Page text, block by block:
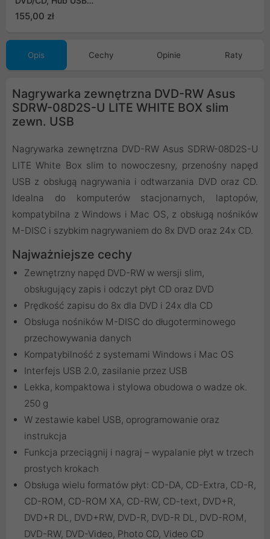
5Gbps, czytnik kart SD
155,00 zł
Opis Cechy Opinie Raty
Nagrywarka zewnętrzna DVD-RW Asus
SDRW-08D2S-U LITE WHITE BOX slim
zewn. USB
Nagrywarka zewnętrzna DVD-RW Asus SDRW-08D2S-U
LITE White Box slim to nowoczesny, przenośny napęd
USB z obsługą nagrywania i odtwarzania DVD oraz CD.
Idealna do komputerów stacjonarnych, laptopów,
kompatybilna z Windows i Mac OS, z obsługą nośników
M-DISC i szybkim nagrywaniem do 8x DVD oraz 24x CD.
Najważniejsze cechy
Zewnętrzny napęd DVD-RW w wersji slim,
obsługujący zapis i odczyt płyt CD oraz DVD
Prędkość zapisu do 8x dla DVD i 24x dla CD
Obsługa nośników M-DISC do długoterminowego
przechowywania danych
Kompatybilność z systemami Windows i Mac OS
Interfejs USB 2.0, zasilanie przez USB
Lekka, kompaktowa i stylowa obudowa o wadze ok.
250 g
W zestawie kabel USB, oprogramowanie oraz
instrukcja
Funkcja przeciągnij i nagraj – wypalanie płyt w trzech
prostych krokach
Obsługa wielu formatów płyt: CD-DA, CD-Extra, CD-R,
CD-ROM, CD-ROM XA, CD-RW, CD-text, DVD+R,
DVD+R DL, DVD+RW, DVD-R, DVD-R DL, DVD-ROM,
DVD-RW, DVD-Video, Photo CD, Video CD